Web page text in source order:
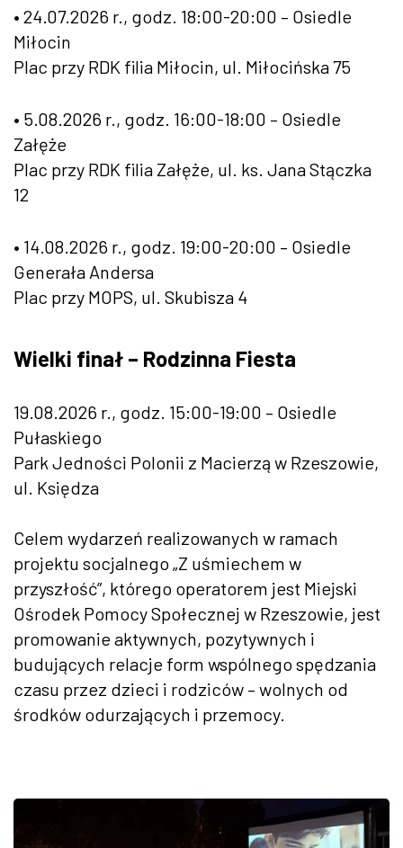
• 24.07.2026 r., godz. 18:00-20:00 – Osiedle
Miłocin
Plac przy RDK filia Miłocin, ul. Miłocińska 75
• 5.08.2026 r., godz. 16:00-18:00 – Osiedle
Załęże
Plac przy RDK filia Załęże, ul. ks. Jana Stączka
12
• 14.08.2026 r., godz. 19:00-20:00 – Osiedle
Generała Andersa
Plac przy MOPS, ul. Skubisza 4
Wielki finał – Rodzinna Fiesta
19.08.2026 r., godz. 15:00-19:00 – Osiedle
Pułaskiego
Park Jedności Polonii z Macierzą w Rzeszowie,
ul. Księdza
Celem wydarzeń realizowanych w ramach
projektu socjalnego „Z uśmiechem w
przyszłość”, którego operatorem jest Miejski
Ośrodek Pomocy Społecznej w Rzeszowie, jest
promowanie aktywnych, pozytywnych i
budujących relacje form wspólnego spędzania
czasu przez dzieci i rodziców – wolnych od
środków odurzających i przemocy.